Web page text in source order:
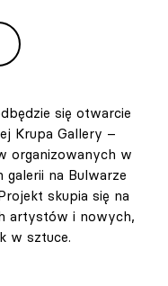
się otwarcie
Krupa Gallery –
organizowanych w
na Bulwarze
skupia się na
artystów i nowych,
w sztuce.